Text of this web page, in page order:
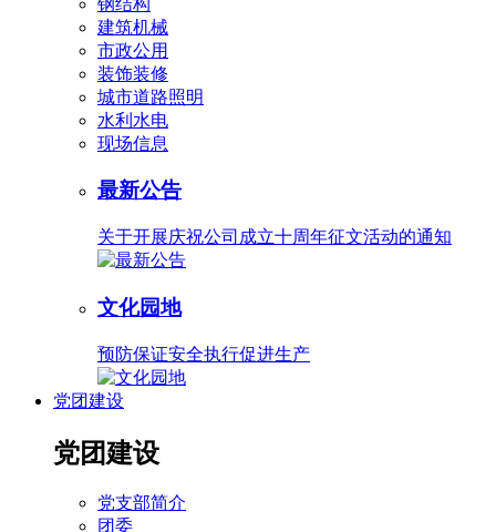
建筑机械
市政公用
装饰装修
城市道路照明
水利水电
现场信息
最新公告
关于开展庆祝公司成立十周年征文活动的通知
文化园地
预防保证安全执行促进生产
党团建设
党团建设
党支部简介
团委